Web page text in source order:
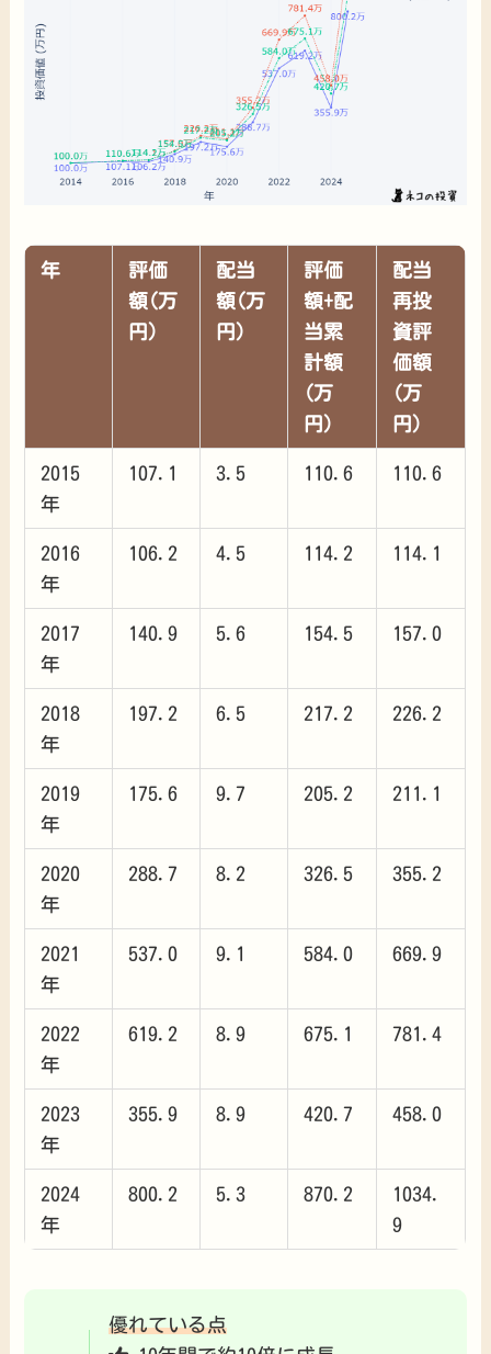
年
評価
額(万
円)
配当
額(万
円)
評価
額+配
当累
計額
(万
円)
配当
再投
資評
価額
(万
円)
2015
年
107.1 3.5 110.6 110.6
2016
年
106.2 4.5 114.2 114.1
2017
年
140.9 5.6 154.5 157.0
2018
年
197.2 6.5 217.2 226.2
2019
年
175.6 9.7 205.2 211.1
2020
年
288.7 8.2 326.5 355.2
2021
年
537.0 9.1 584.0 669.9
2022
年
619.2 8.9 675.1 781.4
2023
年
355.9 8.9 420.7 458.0
2024
年
800.2 5.3 870.2
1034.
9
優れている点